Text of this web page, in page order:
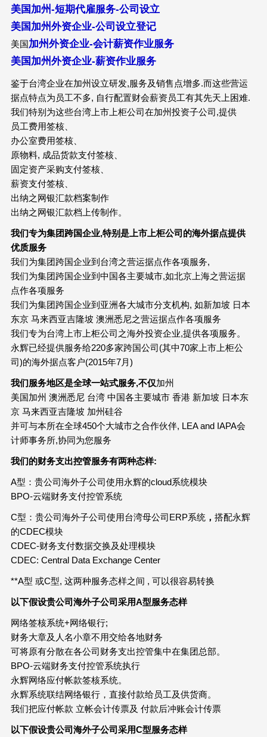
美国加州-短期代雇服务-公司设立
美国加州外资企业-公司设立登记
美国加州外资企业-会计薪资作业服务
美国加州外资企业-薪资作业服务
鉴于台湾企业在加州设立研发,服务及销售点增多.而这些营运
据点特点为员工不多, 自行配置财会薪资员工有其先天上困难.
我们特别为这些台湾上市上柜公司在加州投资子公司,提供
员工费用签核、
办公室费用签核、
原物料, 成品货款支付签核、
固定资产采购支付签核、
薪资支付签核、
出纳之网银汇款档案制作
出纳之网银汇款档上传制作。
我们专为集团跨国企业,特别是上市上柜公司的海外据点提供
优质服务
我们为集团跨国企业到台湾之营运据点作各项服务,
我们为集团跨国企业到中国各主要城市,如北京上海之营运据
点作各项服务
我们为集团跨国企业到亚洲各大城市分支机构, 如新加坡 日本
东京 马来西亚吉隆坡 澳洲悉尼之营运据点作各项服务
我们专为台湾上市上柜公司之海外投资企业,提供各项服务。
永辉已经提供服务给220多家跨国公司(其中70家上市上柜公
司)的海外据点客户(2015年7月)
我们服务地区是全球一站式服务,不仅加州
美国加州 澳洲悉尼 台湾 中国各主要城市 香港 新加坡 日本东
京 马来西亚吉隆坡 加州硅谷
并可与本所在全球450个大城市之合作伙伴, LEA and IAPA会
计师事务所,协同为您服务
我们的财务支出控管服务有两种态样:
A型：贵公司海外子公司使用永辉的cloud系统模块
BPO-云端财务支付控管系统
C型：贵公司海外子公司使用台湾母公司ERP系统， 搭配永辉
的CDEC模块
CDEC-财务支付数据交换及处理模块
CDEC: Central Data Exchange Center
**A型 或C型, 这两种服务态样之间 , 可以很容易转换
以下假设贵公司海外子公司采用A型服务态样
网络签核系统+网络银行;
财务大章及人名小章不用交给各地财务
可将原有分散在各公司财务支出控管集中在集团总部。
BPO-云端财务支付控管系统执行
永辉网络应付帐款签核系统。
永辉系统联结网络银行，直接付款给员工及供货商。
我们把应付帐款 立帐会计传票及 付款后冲账会计传票
以下假设贵公司海外子公司采用C型服务态样